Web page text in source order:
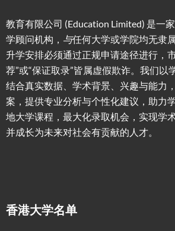
教育有限公司 (Education Limited) 是一
学顾问机构， 与任何大学或学院均无隶
升学安排必须通过正规申请途径进行，
荐”或“保证取录”皆属虚假欺诈。我们以
结合真实数据、学术背景、兴趣与能力
案，提供专业分析与个性化建议，助力
地大学课程，最大化录取机会，实现学
并成长为未来对社会有贡献的人才。
香港大学名单